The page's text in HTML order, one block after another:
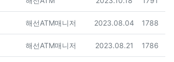
등록자
해선ATM매니저 등록일
2023.08.04 조회
1788
등록자
해선ATM매니저 등록일
2023.08.21 조회
1786